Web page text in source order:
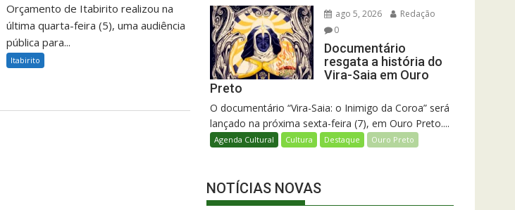
Orçamento de Itabirito realizou na
última quarta-feira (5), uma audiência
pública para...
Itabirito
ago 5, 2026
Redação
0
Documentário
resgata a história do
Vira-Saia em Ouro
Preto
O documentário “Vira-Saia: o Inimigo da Coroa” será
lançado na próxima sexta-feira (7), em Ouro Preto....
Agenda Cultural Cultura Destaque Ouro Preto
NOTÍCIAS NOVAS